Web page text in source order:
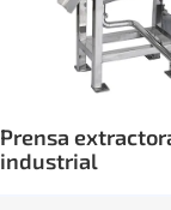
Prensa
industrial